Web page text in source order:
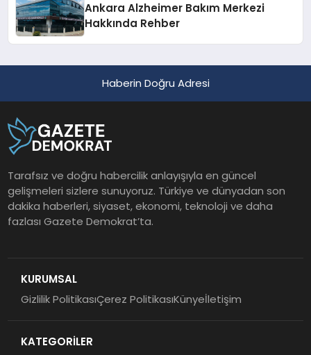
Ankara Alzheimer Bakım Merkezi
Hakkında Rehber
Haberin Doğru Adresi
Tarafsız ve doğru habercilik anlayışıyla en güncel
gelişmeleri sizlere sunuyoruz. Türkiye ve dünyadan son
dakika haberleri, siyaset, ekonomi, teknoloji ve daha
fazlası Gazete Demokrat’ta.
KURUMSAL
Gizlilik PolitikasıÇerez PolitikasıKünyeİletişim
KATEGORİLER